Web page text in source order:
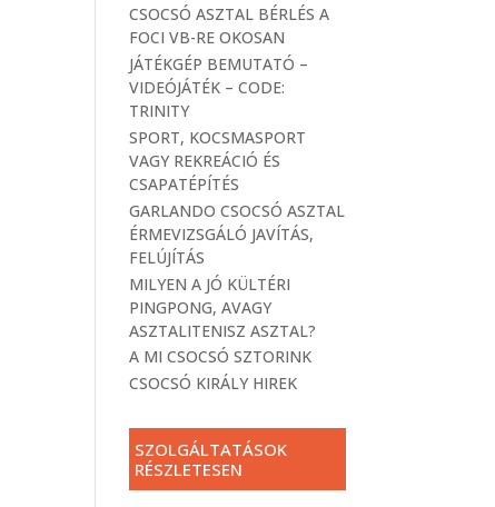
CSOCSÓ ASZTAL BÉRLÉS A
FOCI VB-RE OKOSAN
JÁTÉKGÉP BEMUTATÓ –
VIDEÓJÁTÉK – CODE:
TRINITY
SPORT, KOCSMASPORT
VAGY REKREÁCIÓ ÉS
CSAPATÉPÍTÉS
GARLANDO CSOCSÓ ASZTAL
ÉRMEVIZSGÁLÓ JAVÍTÁS,
FELÚJÍTÁS
MILYEN A JÓ KÜLTÉRI
PINGPONG, AVAGY
ASZTALITENISZ ASZTAL?
A MI CSOCSÓ SZTORINK
CSOCSÓ KIRÁLY HIREK
SZOLGÁLTATÁSOK
RÉSZLETESEN